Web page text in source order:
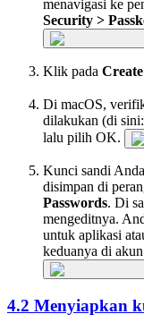
menavigasi ke
Security >
Klik pada
Di macOS,
dilakukan (di
lalu pilih OK.
Kunci sandi
disimpan di
Passwords. Di
mengeditnya.
untuk aplikasi
keduanya di
4.2 Menyiapkan